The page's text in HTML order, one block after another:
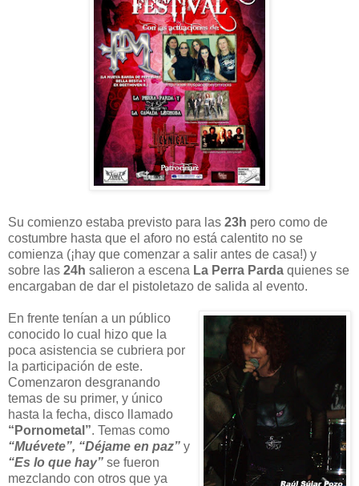
Su comienzo estaba previsto para las 23h pero como de
costumbre hasta que el aforo no está calentito no se
comienza (¡hay que comenzar a salir antes de casa!) y
sobre las 24h salieron a escena La Perra Parda quienes se
encargaban de dar el pistoletazo de salida al evento.
En frente tenían a un público
conocido lo cual hizo que la
poca asistencia se cubriera por
la participación de este.
Comenzaron desgranando
temas de su primer, y único
hasta la fecha, disco llamado
“Pornometal”. Temas como
“Muévete”, “Déjame en paz” y
“Es lo que hay” se fueron
mezclando con otros que ya